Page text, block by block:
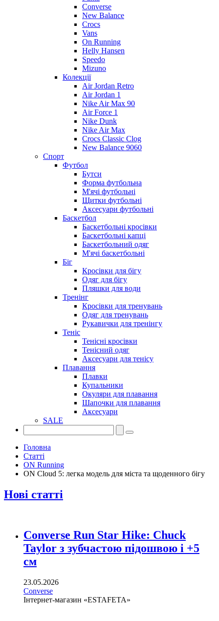
Converse
New Balance
Crocs
Vans
On Running
Helly Hansen
Speedo
Mizuno
Колекції
Air Jordan Retro
Air Jordan 1
Nike Air Max 90
Air Force 1
Nike Dunk
Nike Air Max
Crocs Classic Clog
New Balance 9060
Спорт
Футбол
Бутси
Форма футбольна
М'ячі футбольні
Щитки футбольні
Аксесуари футбольні
Баскетбол
Баскетбольні кросівки
Баскетбольні капці
Баскетбольний одяг
М'ячі баскетбольні
Біг
Кросівки для бігу
Одяг для бігу
Пляшки для води
Тренінг
Кросівки для тренувань
Одяг для тренувань
Рукавички для тренінгу
Теніс
Тенісні кросівки
Тенісний одяг
Аксесуари для тенісу
Плавання
Плавки
Купальники
Окуляри для плавання
Шапочки для плавання
Аксесуари
SALE
Головна
Статті
ON Running
ON Cloud 5: легка модель для міста та щоденного бігу
Нові статті
Converse Run Star Hike: Chuck
Taylor з зубчастою підошвою і +5
см
23.05.2026
Converse
Інтернет-магазин «ESTAFETA»